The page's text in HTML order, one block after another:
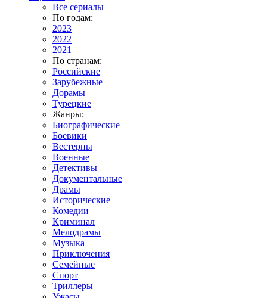
Все сериалы
По годам:
2023
2022
2021
По странам:
Российские
Зарубежные
Дорамы
Турецкие
Жанры:
Биографические
Боевики
Вестерны
Военные
Детективы
Документальные
Драмы
Исторические
Комедии
Криминал
Мелодрамы
Музыка
Приключения
Семейные
Спорт
Триллеры